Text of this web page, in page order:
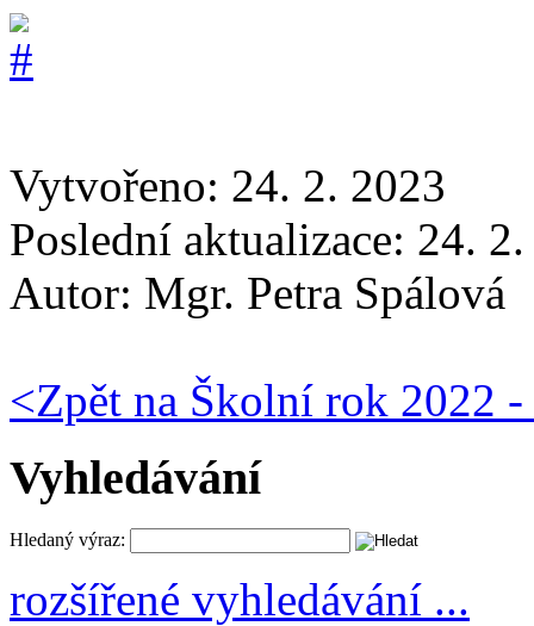
Vytvořeno: 24. 2. 2023
Poslední aktualizace: 24.
Autor: Mgr. Petra Spálová
<Zpět na Školní rok 2022 -
Vyhledávání
Hledaný výraz:
rozšířené vyhledávání ...